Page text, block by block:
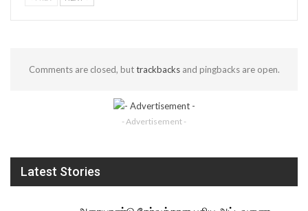
Comments are closed, buttrackbacksand pingbacks are open.
- Advertisement -
Latest Stories